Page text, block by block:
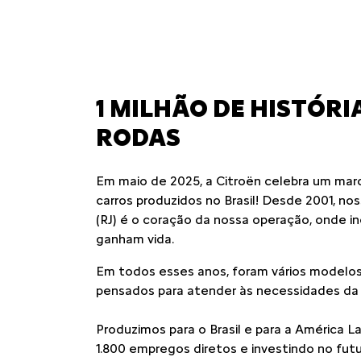
1 MILHÃO DE
RODAS
Em maio de 2025, a Citroën celebra um
carros produzidos no Brasil! Desde 2001,
(RJ) é o coração da nossa operação, onde
ganham vida.
Em todos esses anos, foram vários
pensados para atender às necessidades da
Produzimos para o Brasil e para a América
1.800 empregos diretos e investindo no